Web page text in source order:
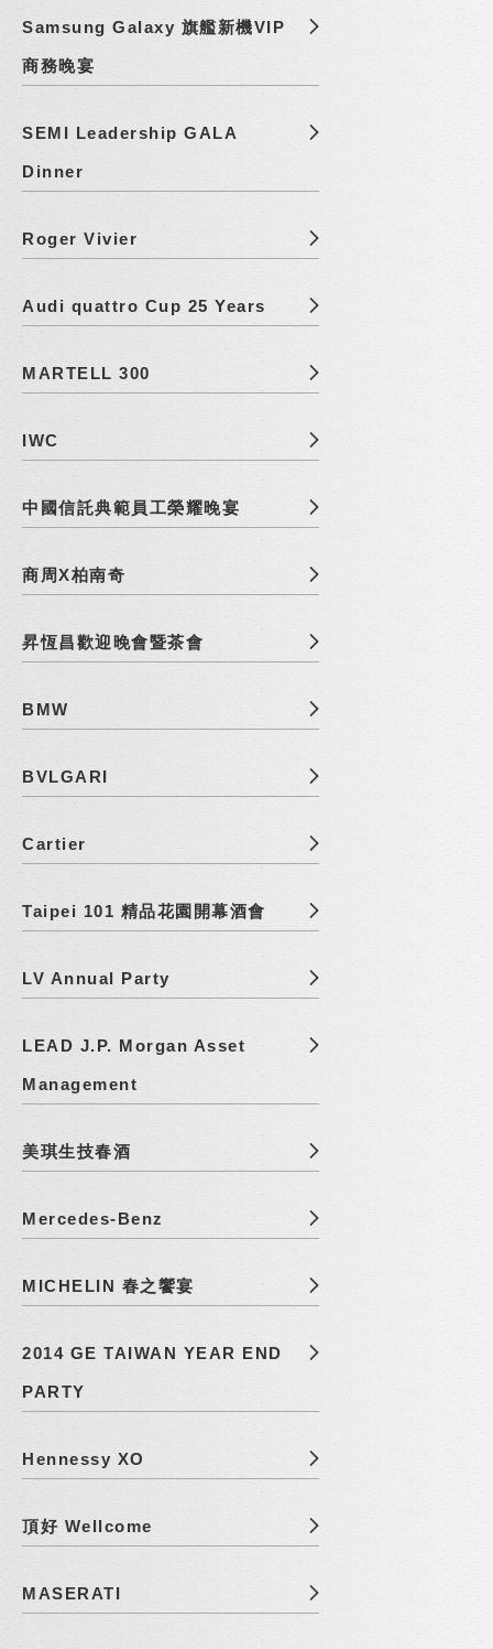
Samsung Galaxy 旗艦新機VIP
商務晚宴
SEMI Leadership GALA
Dinner
Roger Vivier
Audi quattro Cup 25 Years
MARTELL 300
IWC
中國信託典範員工榮耀晚宴
商周X柏南奇
昇恆昌歡迎晚會暨茶會
BMW
BVLGARI
Cartier
Taipei 101 精品花園開幕酒會
LV Annual Party
LEAD J.P. Morgan Asset
Management
美琪生技春酒
Mercedes-Benz
MICHELIN 春之饗宴
2014 GE TAIWAN YEAR END
PARTY
Hennessy XO
頂好 Wellcome
MASERATI